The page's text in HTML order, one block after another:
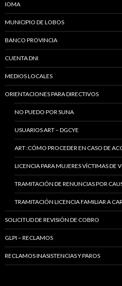
IOMA
MUNICIPIO DE LOBOS
BANCO PROVINCIA
CUENTA DNI
MEDIOS LOCALES
ORIENTACIONES PARA DIRECTIVOS
NO PUEDO POR SUNA
USUARIOS ART – DGCYE
ART :CÓMO PROCEDER EN CASO DE
LICENCIA PARA MUJERES VÍCTIMAS DE
TRAMITACIÓN DE RENUNCIAS POR
TRAMITACIÓN LICENCIA FAMILIAR A
SOLICITUD DE REVISIÓN DE COBRO
GLPI – RECLAMOS
RECLAMOS INASISTENCIAS Y PAROS